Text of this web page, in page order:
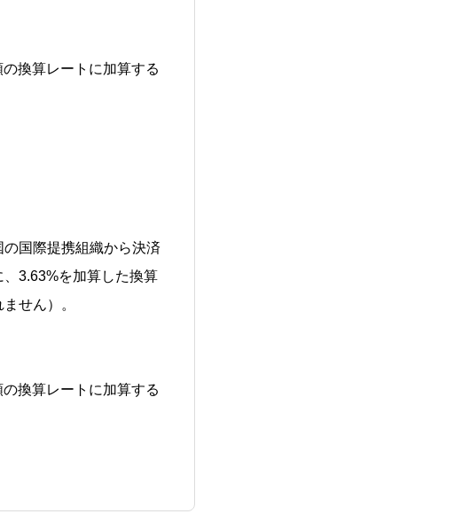
換算レートに加算する
国際提携組織から決済
3.63%を加算した換算
せん）。
換算レートに加算する